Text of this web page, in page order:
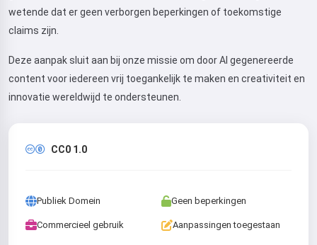
wetende dat er geen verborgen beperkingen of toekomstige
claims zijn.
Deze aanpak sluit aan bij onze missie om door AI gegenereerde
content voor iedereen vrij toegankelijk te maken en creativiteit en
innovatie wereldwijd te ondersteunen.
CC0 1.0
Publiek Domein Geen beperkingen
Commercieel gebruik Aanpassingen toegestaan